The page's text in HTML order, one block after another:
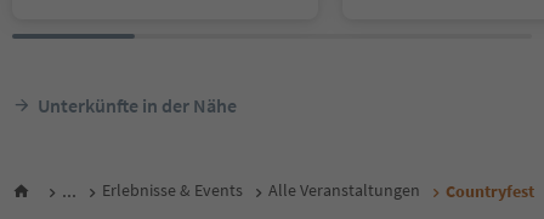
Unterkünfte in der Nähe
... Erlebnisse & Events Alle Veranstaltungen Countryfest